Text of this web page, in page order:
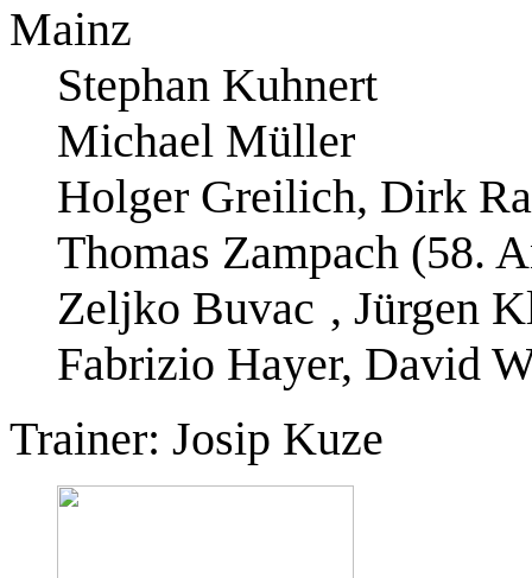
Mainz
Stephan Kuhnert
Michael Müller
Holger Greilich, Dirk
Thomas Zampach (58.
Zeljko Buvac , Jürgen
Fabrizio Hayer, David
Trainer: Josip Kuze